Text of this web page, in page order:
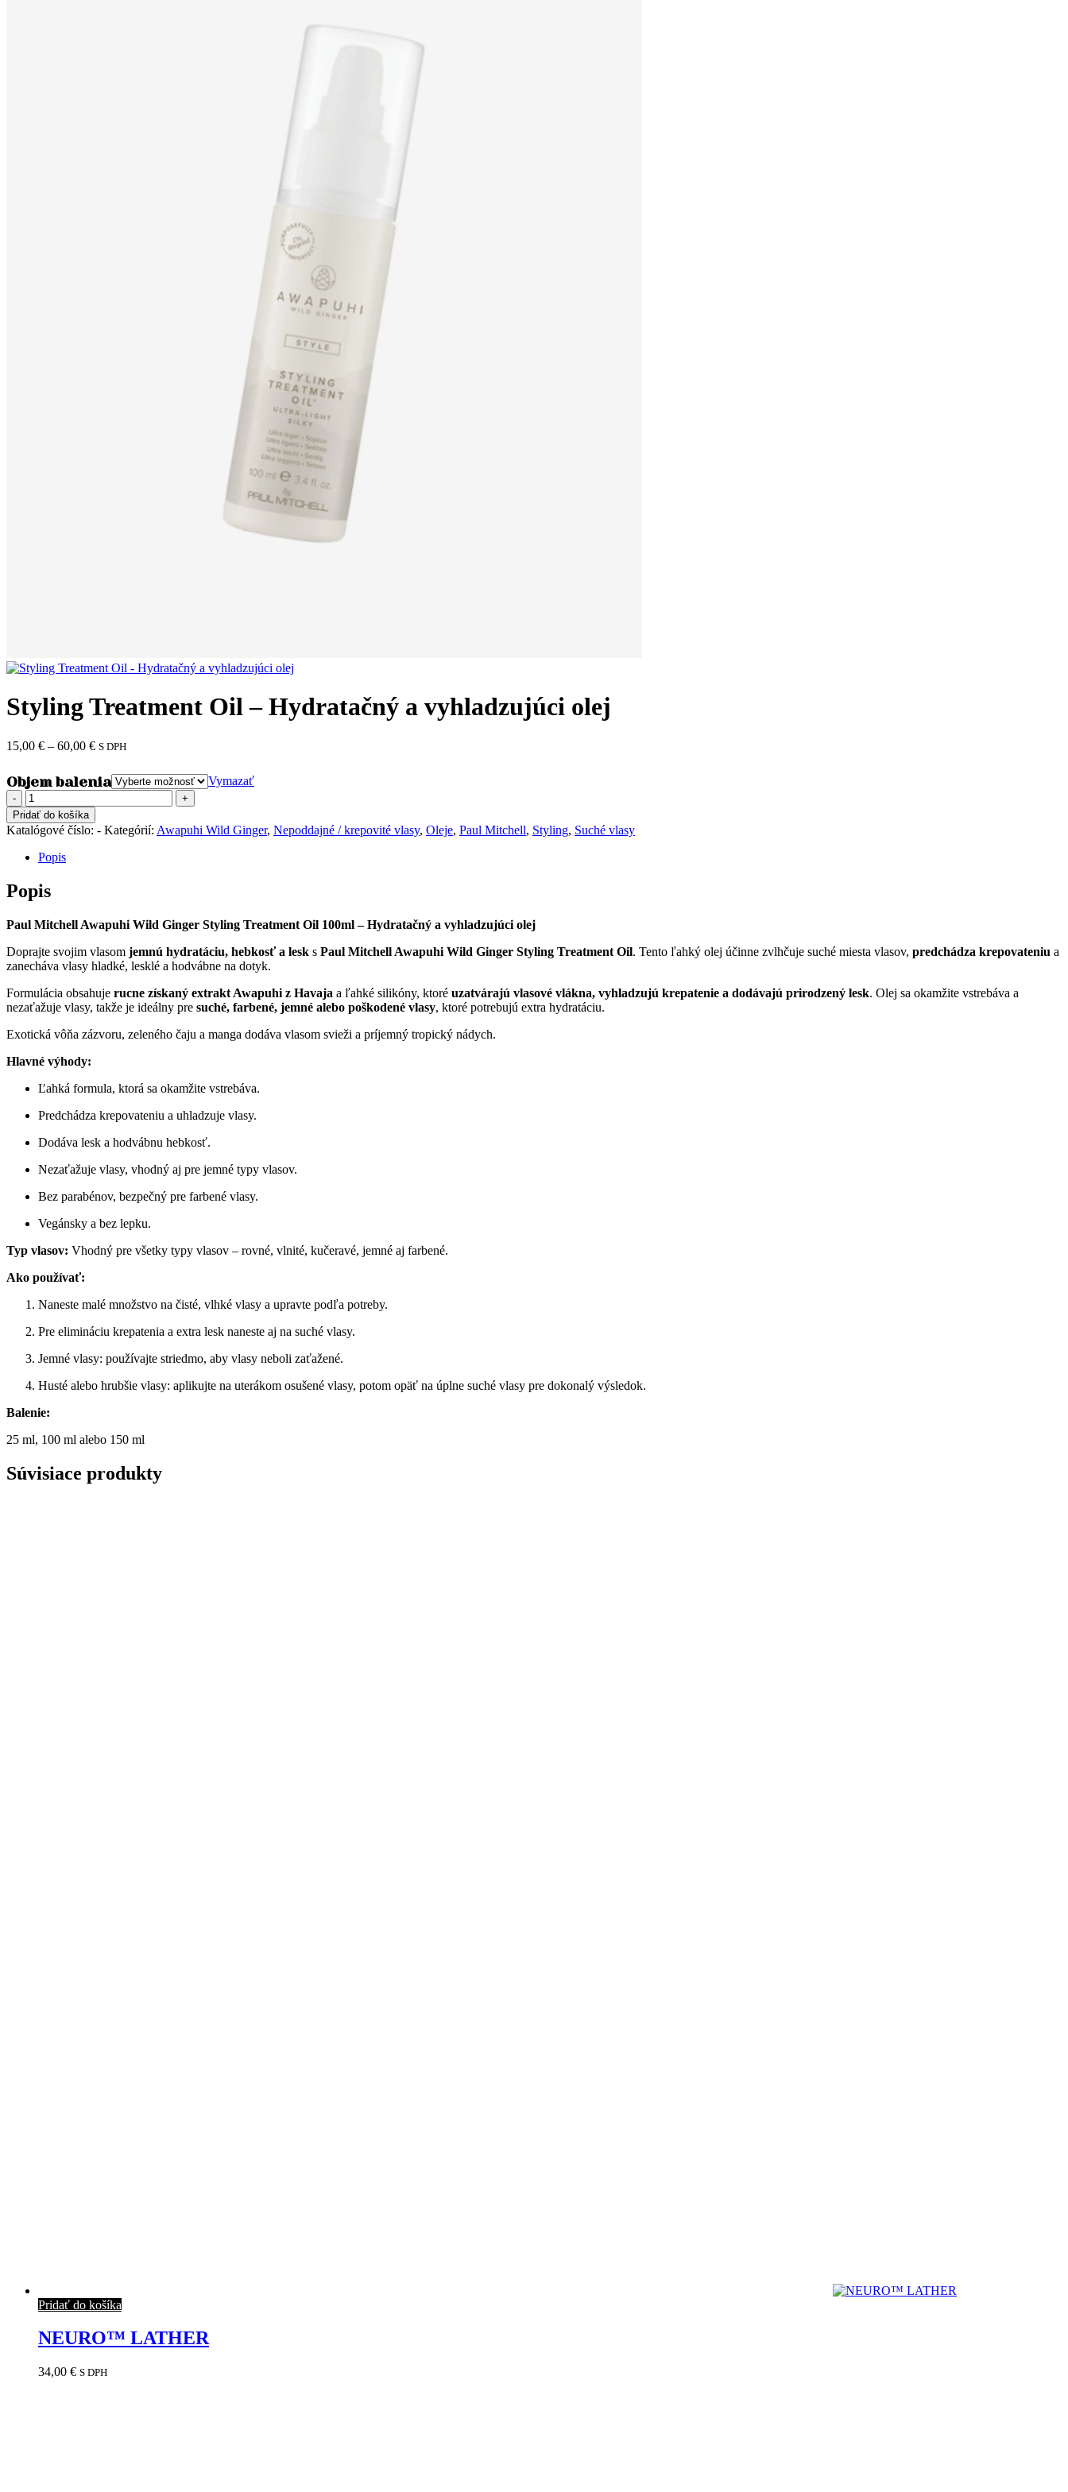
Styling Treatment Oil – Hydratačný a vyhladzujúci olej
15,00 € – 60,00 €Price
15,00 €
through
S DPH
Objem balenia
Vymazať
množstvo
Styling
Treatment
Oil
-
Hydratačný
vyhladzujúci
Pridať do košíka
Katalógové číslo: - Kategórií: Awapuhi Wild Ginger, Nepoddajné / krepovité vlasy, Oleje, Paul Mitchell, Styling, Suché vlasy
Popis
Popis
Paul Mitchell Awapuhi Wild Ginger Styling Treatment Oil 100ml – Hydratačný a vyhladzujúci olej
Doprajte svojim vlasom jemnú hydratáciu, hebkosť a lesk s Paul Mitchell Awapuhi Wild Ginger Styling Treatment Oil. Tento ľahký olej účinne zvlhčuje suché miesta vlasov, predchádza krepovateniu a
zanecháva vlasy hladké, lesklé a hodvábne na dotyk.
Formulácia obsahuje rucne získaný extrakt Awapuhi z Havaja a ľahké silikóny, ktoré uzatvárajú vlasové vlákna, vyhladzujú krepatenie a dodávajú prirodzený lesk. Olej sa okamžite vstrebáva a
nezaťažuje vlasy, takže je ideálny pre suché, farbené, jemné alebo poškodené vlasy, ktoré potrebujú extra hydratáciu.
Exotická vôňa zázvoru, zeleného čaju a manga dodáva vlasom svieži a príjemný tropický nádych.
Hlavné výhody:
Ľahká formula, ktorá sa okamžite vstrebáva.
Predchádza krepovateniu a uhladzuje vlasy.
Dodáva lesk a hodvábnu hebkosť.
Nezaťažuje vlasy, vhodný aj pre jemné typy vlasov.
Bez parabénov, bezpečný pre farbené vlasy.
Vegánsky a bez lepku.
Typ vlasov: Vhodný pre všetky typy vlasov – rovné, vlnité, kučeravé, jemné aj farbené.
Ako používať:
Naneste malé množstvo na čisté, vlhké vlasy a upravte podľa potreby.
Pre elimináciu krepatenia a extra lesk naneste aj na suché vlasy.
Jemné vlasy: používajte striedmo, aby vlasy neboli zaťažené.
Husté alebo hrubšie vlasy: aplikujte na uterákom osušené vlasy, potom opäť na úplne suché vlasy pre dokonalý výsledok.
Balenie:
25 ml, 100 ml alebo 150 ml
Súvisiace produkty
Pridať do košíka
NEURO™ LATHER
34,00 € S DPH